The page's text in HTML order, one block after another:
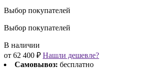
Выбор покупателей
Выбор покупателей
В наличии
от 62 400 ₽ Нашли дешевле?
Самовывоз: бесплатно